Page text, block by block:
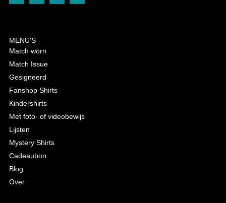
MENU'S
Match worn
Match Issue
Gesigneerd
Fanshop Shirts
Kindershirts
Met foto- of videobewijs
Lijsten
Mystery Shirts
Cadeaubon
Blog
Over